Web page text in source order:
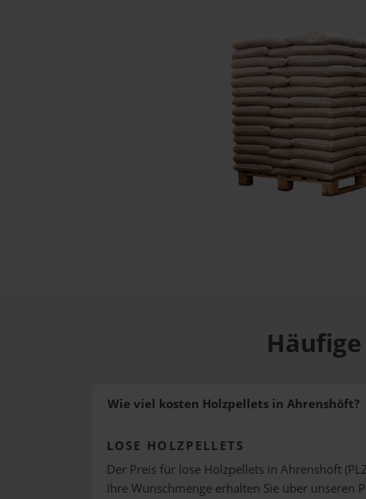
Wie viel kosten Holzpellets in Ahrenshöft?
LOSE HOLZPELLETS
Der Preis für lose Holzpellets in Ahrenshöft
Ihre Wunschmenge erhalten Sie über unseren